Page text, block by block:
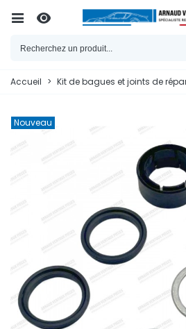
Accueil > Kit de bagues et joints de
Nouveau